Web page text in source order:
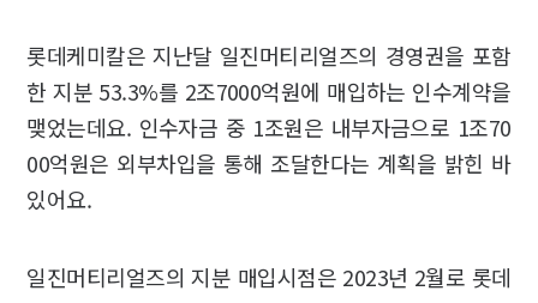
롯데케미칼은 지난달 일진머티리얼즈의 경영권을 포함
한 지분 53.3%를 2조7000억원에 매입하는 인수계약을
맺었는데요. 인수자금 중 1조원은 내부자금으로 1조70
00억원은 외부차입을 통해 조달한다는 계획을 밝힌 바
있어요.
일진머티리얼즈의 지분 매입시점은 2023년 2월로 롯데